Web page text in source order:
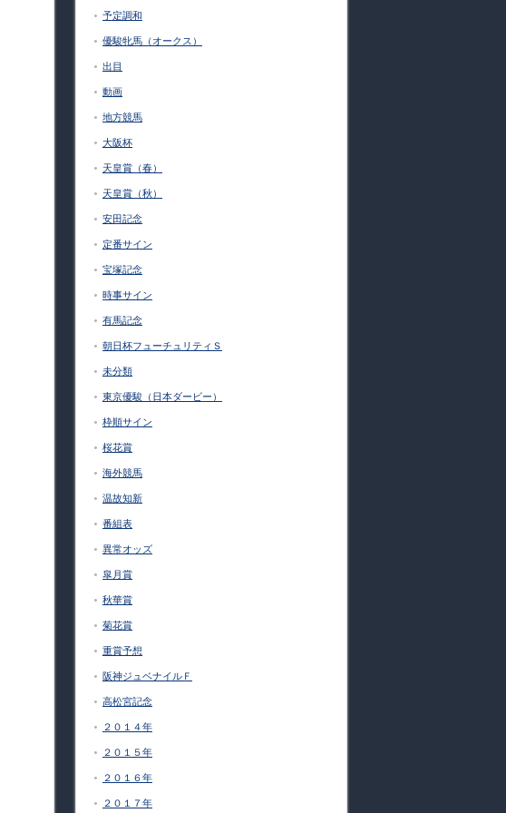
予定調和
優駿牝馬（オークス）
出目
動画
地方競馬
大阪杯
天皇賞（春）
天皇賞（秋）
安田記念
定番サイン
宝塚記念
時事サイン
有馬記念
朝日杯フューチュリティＳ
未分類
東京優駿（日本ダービー）
枠順サイン
桜花賞
海外競馬
温故知新
番組表
異常オッズ
皐月賞
秋華賞
菊花賞
重賞予想
阪神ジュベナイルＦ
高松宮記念
２０１４年
２０１５年
２０１６年
２０１７年